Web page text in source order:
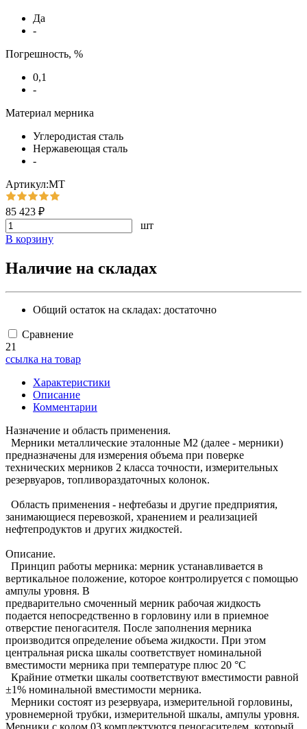
Да
-
Погрешность, %
0,1
-
Материал мерника
Углеродистая сталь
Нержавеющая сталь
-
Артикул:МТ
85 423 ₽
шт
В корзину
Наличие на складах
Общий остаток на складах: достаточно
Сравнение
21
ссылка на товар
Характеристики
Описание
Комментарии
Назначение и область применения.
Мерники металлические эталонные М2 (далее - мерники)
предназначены для измерения объема при поверке
технических мерников 2 класса точности, измерительных
резервуаров, топливораздаточных колонок.
Область применения - нефтебазы и другие предприятия,
занимающиеся перевозкой, хранением и реализацией
нефтепродуктов и других жидкостей.
Описание.
Принцип работы мерника: мерник устанавливается в
вертикальное положение, которое контролируется с помощью
ампулы уровня. B
предварительно смоченный мерник рабочая жидкость
подается непосредственно в горловину или в приемное
отверстие пеногасителя. После заполнения мерника
производится определение объема жидкости. При этом
центральная риска шкалы соответствует номинальной
вместимости мерника при температуре плюс 20 °С
Крайние отметки шкалы соответствуют вместимости равной
±1% номинальной вместимости мерника.
Мерники состоят из резервуара, измерительной горловины,
уровнемерной трубки, измерительной шкалы, ампулы уровня.
Мерники с кодом 03 комплектуются пеногасителем, который